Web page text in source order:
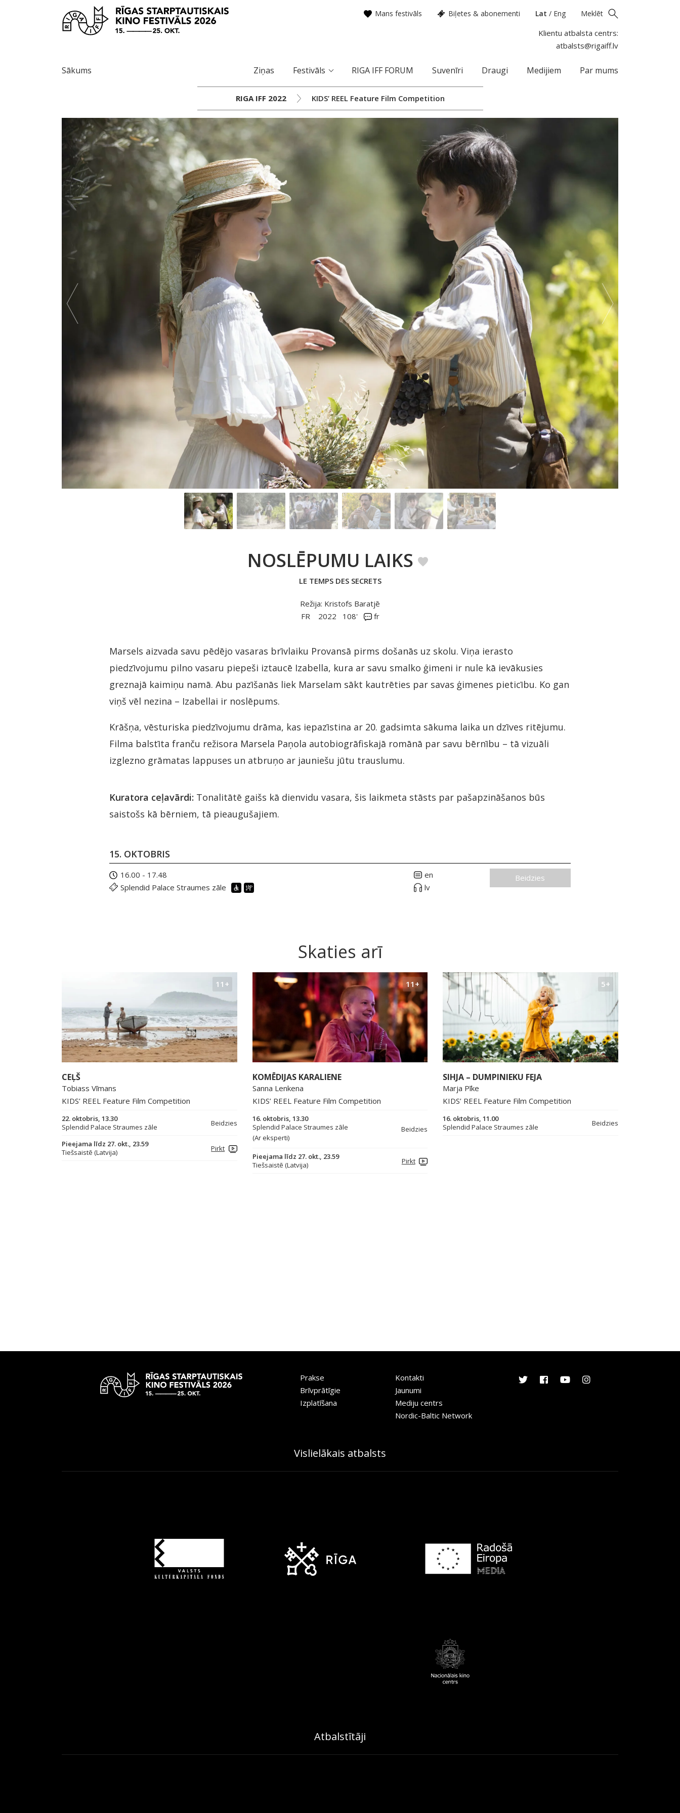
Mans festivāls Biļetes & abonementi Lat / Eng Meklēt
Klientu atbalsta centrs:
atbalsts@rigaiff.lv
Sākums Ziņas Festivāls RIGA IFF FORUM Suvenīri Draugi Medijiem Par mums
RIGA IFF 2022 KIDS’ REEL Feature Film Competition
NOSLĒPUMU LAIKS
LE TEMPS DES SECRETS
Režija: Kristofs Baratjē
FR
2022 108' fr
Marsels aizvada savu pēdējo vasaras brīvlaiku Provansā pirms došanās uz skolu. Viņa ierasto
piedzīvojumu pilno vasaru piepeši iztaucē Izabella, kura ar savu smalko ģimeni ir nule kā ievākusies
greznajā kaimiņu namā. Abu pazīšanās liek Marselam sākt kautrēties par savas ģimenes pieticību. Ko gan
viņš vēl nezina – Izabellai ir noslēpums.
Krāšņa, vēsturiska piedzīvojumu drāma, kas iepazīstina ar 20. gadsimta sākuma laika un dzīves ritējumu.
Filma balstīta franču režisora Marsela Paņola autobiogrāfiskajā romānā par savu bērnību – tā vizuāli
izglezno grāmatas lappuses un atbruņo ar jauniešu jūtu trauslumu.
Kuratora ceļavārdi: Tonalitātē gaišs kā dienvidu vasara, šis laikmeta stāsts par pašapzināšanos būs
saistošs kā bērniem, tā pieaugušajiem.
15. OKTOBRIS
16.00 - 17.48
Splendid Palace Straumes zāle
en
lv
Beidzies
Skaties arī
11+
CEĻŠ
Tobiass Vīmans
KIDS’ REEL Feature Film Competition
22. oktobris, 13.30
Splendid Palace Straumes zāle
Beidzies
Pieejama līdz 27. okt., 23.59
Tiešsaistē (Latvija)
Pirkt
11+
KOMĒDIJAS KARALIENE
Sanna Lenkena
KIDS’ REEL Feature Film Competition
16. oktobris, 13.30
Splendid Palace Straumes zāle
(Ar eksperti)
Beidzies
Pieejama līdz 27. okt., 23.59
Tiešsaistē (Latvija)
Pirkt
5+
SIHJA – DUMPINIEKU FEJA
Marja Pīke
KIDS’ REEL Feature Film Competition
16. oktobris, 11.00
Splendid Palace Straumes zāle
Beidzies
Prakse
Brīvprātīgie
Izplatīšana
Kontakti
Jaunumi
Mediju centrs
Nordic-Baltic Network
Vislielākais atbalsts
Atbalstītāji